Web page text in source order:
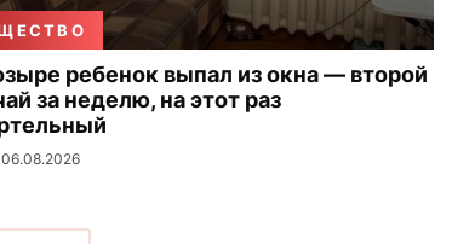
ребенок выпал из окна — второй
за неделю, на этот раз
06.08.2026